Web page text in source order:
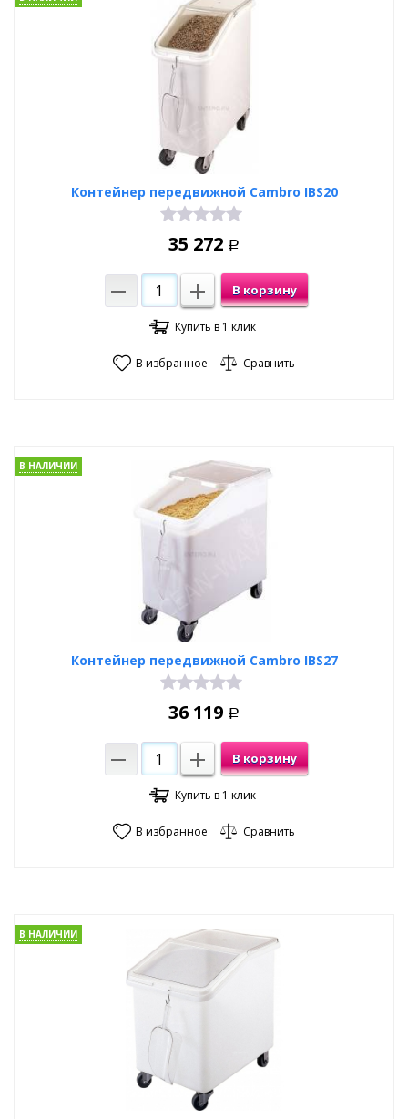
Контейнер передвижной Cambro IBS20
35 272 Р
В корзину
Купить в 1 клик
В избранное Сравнить
Контейнер передвижной Cambro IBS27
В НАЛИЧИИ
36 119 Р
В корзину
Купить в 1 клик
В избранное Сравнить
В НАЛИЧИИ